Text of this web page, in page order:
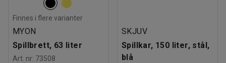
Finnes i flere varianter
MYON
Spillbrett, 63 liter
Art. nr: 73508
SKJUV
Spillkar, 150 liter, stål,
blå